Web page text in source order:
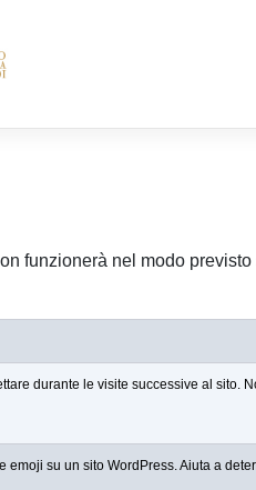
funzionerà nel modo
durante le visite successive al sito.
su un sito WordPress. Aiuta a